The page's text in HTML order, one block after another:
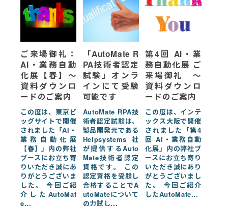
ご来場御礼：
AI・業務自動
化展【春】〜
資料ダウンロ
ードのご案内
この度は、東京ビ
ッグサイトで開催
されました「AI・
業務自動化展
【春】」内の弊社
ブースにお立ち寄
りいただき誠にあ
りがとうございま
した。 今回ご紹
介したAutoMat
e...
「AutoMate R
PA技術者認定
試験」オンラ
インにて受験
可能です
AutoMate RPA技
術者認定試験は、
製品開発元である
Helpsystems社
が提供するAuto
Mate技術者認定
資格です。 この
認定資格を受験し
合格することでA
utoMateについて
の力試し...
第4回 AI・業
務自動化展 ご
来場御礼 ～
資料ダウンロ
ードのご案内
この度は、インテ
ックス大阪で開催
されました「第4
回 AI・業務自動
化展」内の弊社ブ
ースにお立ち寄り
いただき誠にあり
がとうございまし
た。 今回ご紹介
したAutoMate...